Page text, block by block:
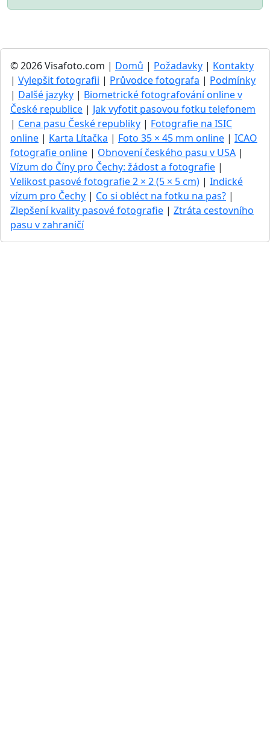
© 2026 Visafoto.com | Domů | Požadavky | Kontakty
| Vylepšit fotografii | Průvodce fotografa | Podmínky
| Dalšé jazyky | Biometrické fotografování online v
České republice | Jak vyfotit pasovou fotku telefonem
| Cena pasu České republiky | Fotografie na ISIC
online | Karta Lítačka | Foto 35 × 45 mm online | ICAO
fotografie online | Obnovení českého pasu v USA |
Vízum do Číny pro Čechy: žádost a fotografie |
Velikost pasové fotografie 2 × 2 (5 × 5 cm) | Indické
vízum pro Čechy | Co si obléct na fotku na pas? |
Zlepšení kvality pasové fotografie | Ztráta cestovního
pasu v zahraničí